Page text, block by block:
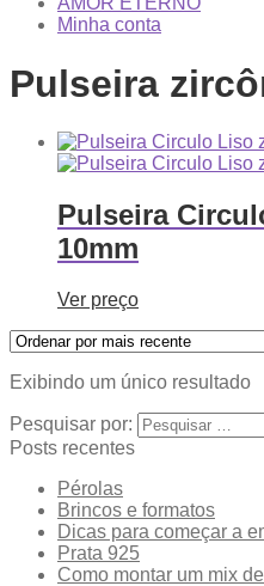
Minha conta
Pulseira
Pulseira
10mm
Ver preço
Exibindo um único resultado
Pesquisar por:
Posts recentes
Pérolas
Brincos e formatos
Dicas para começar a
Prata 925
Como montar um mix